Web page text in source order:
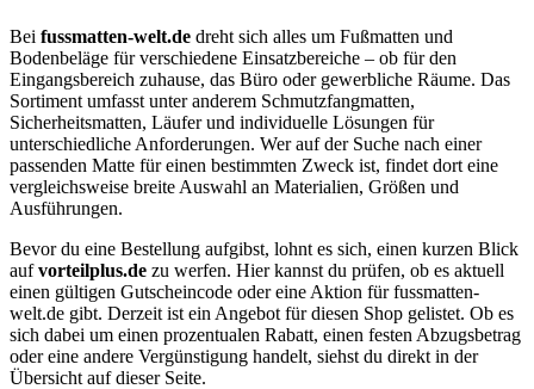
Bei fussmatten-welt.de dreht sich alles um Fußmatten und
Bodenbeläge für verschiedene Einsatzbereiche – ob für den
Eingangsbereich zuhause, das Büro oder gewerbliche Räume. Das
Sortiment umfasst unter anderem Schmutzfangmatten,
Sicherheitsmatten, Läufer und individuelle Lösungen für
unterschiedliche Anforderungen. Wer auf der Suche nach einer
passenden Matte für einen bestimmten Zweck ist, findet dort eine
vergleichsweise breite Auswahl an Materialien, Größen und
Ausführungen.
Bevor du eine Bestellung aufgibst, lohnt es sich, einen kurzen Blick
aufvorteilplus.de zu werfen. Hier kannst du prüfen, ob es aktuell
einen gültigen Gutscheincode oder eine Aktion für fussmatten-
welt.de gibt. Derzeit ist ein Angebot für diesen Shop gelistet. Ob es
sich dabei um einen prozentualen Rabatt, einen festen Abzugsbetrag
oder eine andere Vergünstigung handelt, siehst du direkt in der
Übersicht auf dieser Seite.